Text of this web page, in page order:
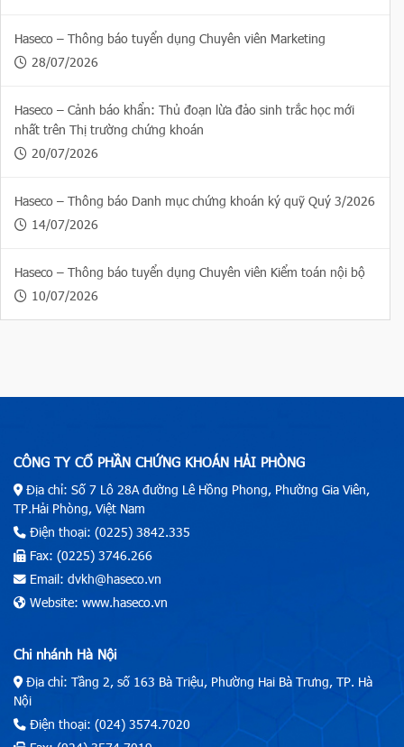
Haseco – Thông báo tuyển dụng Chuyên viên Marketing
28/07/2026
Haseco – Cảnh báo khẩn: Thủ đoạn lừa đảo sinh trắc học mới
nhất trên Thị trường chứng khoán
20/07/2026
Haseco – Thông báo Danh mục chứng khoán ký quỹ Quý 3/2026
14/07/2026
Haseco – Thông báo tuyển dụng Chuyên viên Kiểm toán nội bộ
10/07/2026
CÔNG TY CỔ PHẦN CHỨNG KHOÁN HẢI PHÒNG
Địa chỉ: Số 7 Lô 28A đường Lê Hồng Phong, Phường Gia Viên,
TP.Hải Phòng, Việt Nam
Điện thoại: (0225) 3842.335
Fax: (0225) 3746.266
Email: dvkh@haseco.vn
Website: www.haseco.vn
Chi nhánh Hà Nội
Địa chỉ: Tầng 2, số 163 Bà Triệu, Phường Hai Bà Trưng, TP. Hà
Nội
Điện thoại: (024) 3574.7020